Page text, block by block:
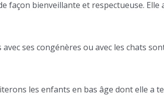
façon bienveillante et respectueuse.
ses congénères ou avec les chats
les enfants en bas âge dont elle a